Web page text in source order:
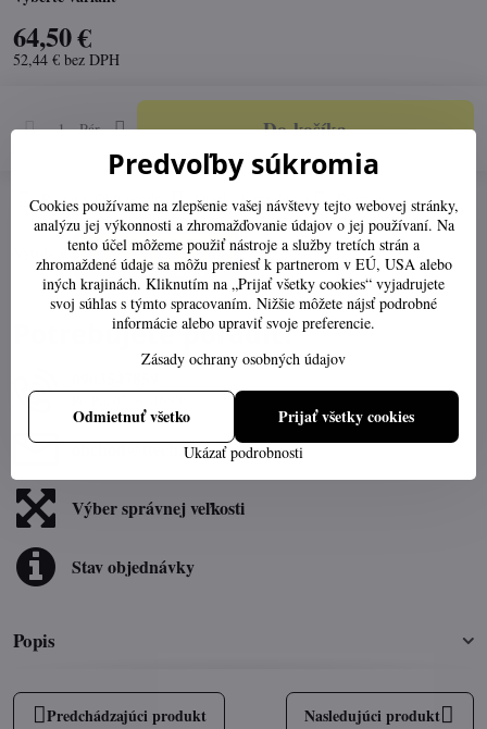
64,50 €
52,44 € bez DPH
Pár Do košíka
Pridať k Obľúbeným Otázka k produktu Doručenia
Výrobca:
Potrebujete poradiť?
obchod​@ttech​.sk
Výber správnej veľkosti
Stav objednávky
Popis
Predchádzajúci produkt Nasledujúci produkt
Predvoľby súkromia
Cookies používame na zlepšenie vašej návštevy tejto webovej stránky,
analýzu jej výkonnosti a zhromažďovanie údajov o jej používaní. Na
tento účel môžeme použiť nástroje a služby tretích strán a
zhromaždené údaje sa môžu preniesť k partnerom v EÚ, USA alebo
iných krajinách. Kliknutím na „Prijať všetky cookies“ vyjadrujete
svoj súhlas s týmto spracovaním. Nižšie môžete nájsť podrobné
informácie alebo upraviť svoje preferencie.
Zásady ochrany osobných údajov
Ukázať podrobnosti
Prijať všetky cookies
Odmietnuť všetko